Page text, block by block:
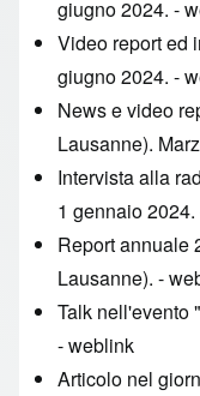
giugno 2024. -
Video report ed
giugno 2024. -
News e video
Lausanne).
Intervista alla
1 gennaio 2024.
Report annuale
Lausanne). -
Talk nell'evento
-weblink
Articolo nel